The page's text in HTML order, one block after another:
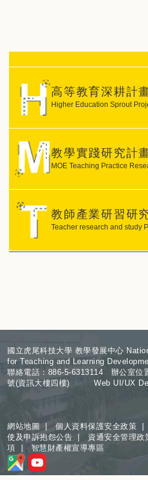
高等教育深耕計
Higher Education Sprout
教學實踐研究計
MOE Teaching Practice
教師產業研習研
Teacher research and study
國立虎尾科技大學 教學發展中心
for Teaching and Learning
聯絡電話：886-5-6313114 辦公室位
號(資訊大樓四樓) Web UI/UX
網站地圖 |個人資料保護安全政策
使及申訴抱怨公告 | 資通安全管理政
項 | 智慧財產權宣導專區